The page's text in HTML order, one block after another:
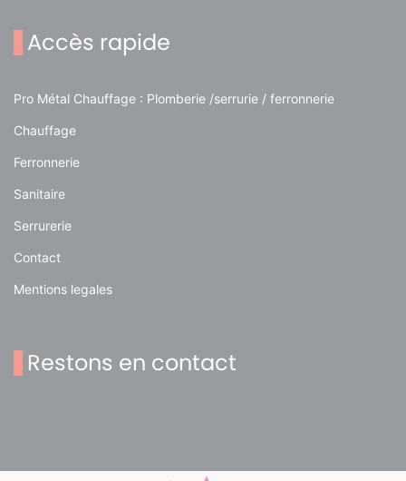
Accès rapide
Pro Métal Chauffage : Plomberie /serrurie / ferronnerie
Chauffage
Ferronnerie
Sanitaire
Serrurerie
Contact
Mentions legales
Restons en contact